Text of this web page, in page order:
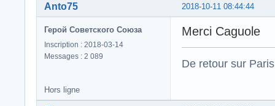
2018-10-11 08:44:44
Anto75
Герой Советского Союза
Inscription : 2018-03-14
Messages : 2 089
Merci Caguole
De retour sur Paris
Hors ligne